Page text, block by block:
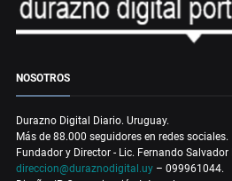
NOSOTROS
Durazno Digital Diario. Uruguay.
Más de 88.000 seguidores en redes sociales.
Fundador y Director - Lic. Fernando Salvador
direccion@duraznodigital.uy – 099961044.